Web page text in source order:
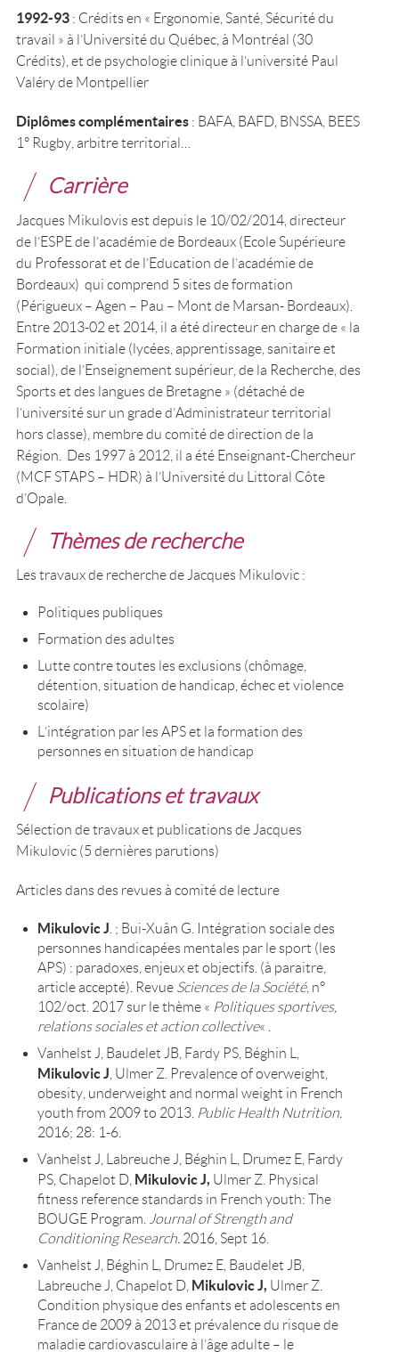
1992-93: Crédits en « Ergonomie, Santé, Sécurité du
travail » à l’Université du Québec, à Montréal (30
Crédits), et de psychologie clinique à l’université Paul
Valéry de Montpellier
Diplômes complémentaires: BAFA, BAFD, BNSSA, BEES
1° Rugby, arbitre territorial…
Carrière
Jacques Mikulovis est depuis le 10/02/2014, directeur
de l’ESPE de l’académie de Bordeaux (Ecole Supérieure
du Professorat et de l’Education de l’académie de
Bordeaux) qui comprend 5 sites de formation
(Périgueux – Agen – Pau – Mont de Marsan- Bordeaux).
Entre 2013-02 et 2014, il a été directeur en charge de « la
Formation initiale (lycées, apprentissage, sanitaire et
social), de l’Enseignement supérieur, de la Recherche, des
Sports et des langues de Bretagne » (détaché de
l’université sur un grade d’Administrateur territorial
hors classe), membre du comité de direction de la
Région. Des 1997 à 2012, il a été Enseignant-Chercheur
(MCF STAPS – HDR) à l’Université du Littoral Côte
d’Opale.
Thèmes de recherche
Les travaux de recherche de Jacques Mikulovic :
Politiques publiques
Formation des adultes
Lutte contre toutes les exclusions (chômage,
détention, situation de handicap, échec et violence
scolaire)
L’intégration par les APS et la formation des
personnes en situation de handicap
Publications et travaux
Sélection de travaux et publications de Jacques
Mikulovic (5 dernières parutions)
Articles dans des revues à comité de lecture
Mikulovic J . ; Bui-Xuân G. Intégration sociale des
personnes handicapées mentales par le sport (les
APS) : paradoxes, enjeux et objectifs. (à paraitre,
article accepté). Revue Sciences de la Société, n°
102/oct. 2017 sur le thème « Politiques sportives,
relations sociales et action collective« .
Vanhelst J, Baudelet JB, Fardy PS, Béghin L,
Mikulovic J , Ulmer Z. Prevalence of overweight,
obesity, underweight and normal weight in French
youth from 2009 to 2013. Public Health Nutrition.
2016; 28: 1-6.
Vanhelst J, Labreuche J, Béghin L, Drumez E, Fardy
PS, Chapelot D, Mikulovic J, Ulmer Z. Physical
fitness reference standards in French youth: The
BOUGE Program.
Journal of Strength and
Conditioning Research. 2016, Sept 16.
Vanhelst J, Béghin L, Drumez E, Baudelet JB,
Labreuche J, Chapelot D, Mikulovic J, Ulmer Z.
Condition physique des enfants et adolescents en
France de 2009 à 2013 et prévalence du risque de
maladie cardiovasculaire à l’âge adulte – le